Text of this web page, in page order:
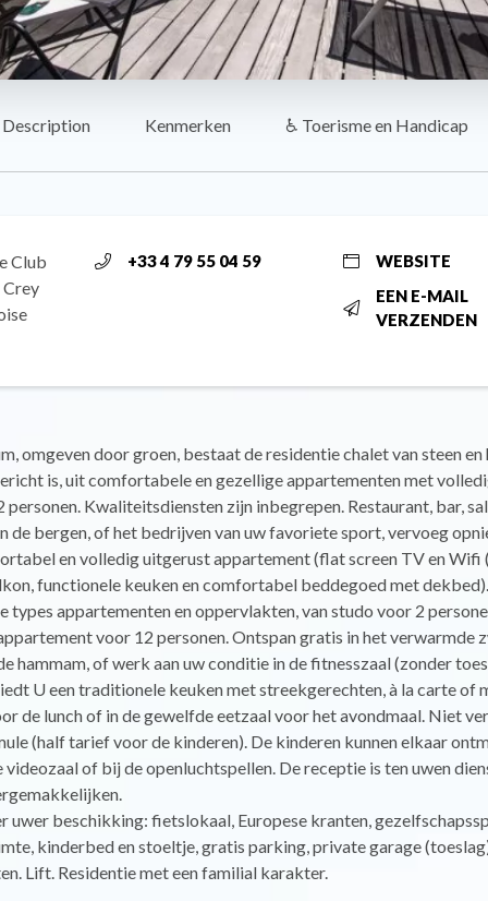
Description Kenmerken ♿ Toerisme en Handicap
Club
Crey
+33 4 79 55 04 59
WEBSITE
EEN E-MAIL
VERZENDEN
omgeven door groen, bestaat de residentie chalet van steen en
is, uit comfortabele en gezellige appartementen met
Kwaliteitsdiensten zijn inbegrepen. Restaurant, bar,
de bergen, of het bedrijven van uw favoriete sport, vervoeg
en volledig uitgerust appartement (flat screen TV en Wifi
functionele keuken en comfortabel beddegoed met dekbed).
types appartementen en oppervlakten, van studo voor 2
voor 12 personen. Ontspan gratis in het verwarmde
hammam, of werk aan uw conditie in de fitnesszaal (zonder
U een traditionele keuken met streekgerechten, à la carte of
de lunch of in de gewelfde eetzaal voor het avondmaal. Niet
(half tarief voor de kinderen). De kinderen kunnen elkaar
videozaal of bij de openluchtspellen. De receptie is ten uwen
uwer beschikking: fietslokaal, Europese kranten,
kinderbed en stoeltje, gratis parking, private garage
Lift. Residentie met een familial karakter.